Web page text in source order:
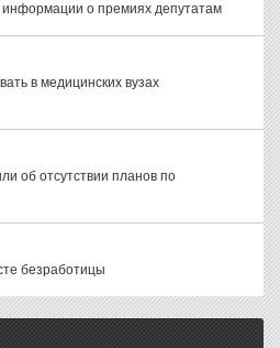
информации о премиях депутатам
в медицинских вузах
об отсутствии планов по
безработицы